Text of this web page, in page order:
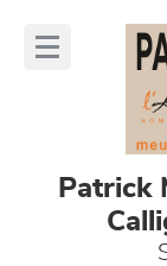
Patrick